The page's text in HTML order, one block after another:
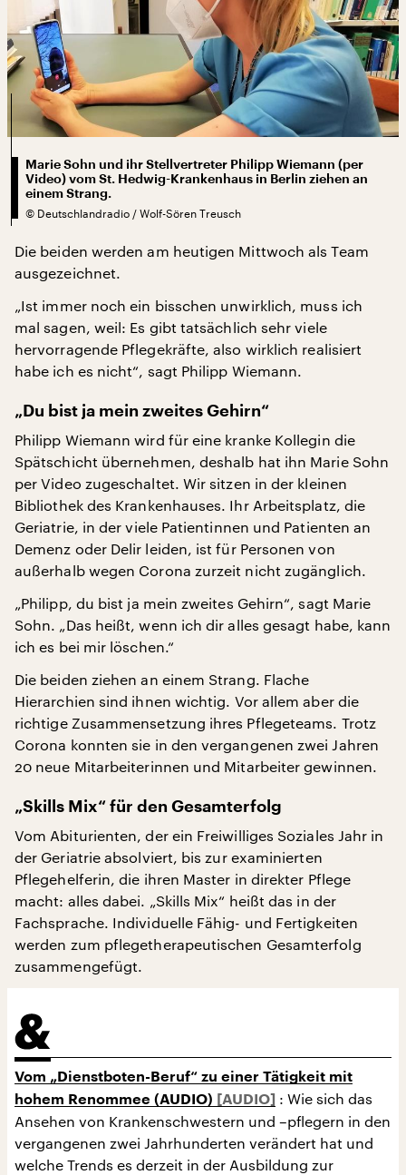
Marie Sohn und ihr Stellvertreter Philipp Wiemann (per
Video) vom St. Hedwig-Krankenhaus in Berlin ziehen an
einem Strang.
© Deutschlandradio / Wolf-Sören Treusch
Die beiden werden am heutigen Mittwoch als Team
ausgezeichnet.
„Ist immer noch ein bisschen unwirklich, muss ich
mal sagen, weil: Es gibt tatsächlich sehr viele
hervorragende Pflegekräfte, also wirklich realisiert
habe ich es nicht“, sagt Philipp Wiemann.
„Du bist ja mein zweites Gehirn“
Philipp Wiemann wird für eine kranke Kollegin die
Spätschicht übernehmen, deshalb hat ihn Marie Sohn
per Video zugeschaltet. Wir sitzen in der kleinen
Bibliothek des Krankenhauses. Ihr Arbeitsplatz, die
Geriatrie, in der viele Patientinnen und Patienten an
Demenz oder Delir leiden, ist für Personen von
außerhalb wegen Corona zurzeit nicht zugänglich.
„Philipp, du bist ja mein zweites Gehirn“, sagt Marie
Sohn. „Das heißt, wenn ich dir alles gesagt habe, kann
ich es bei mir löschen.“
Die beiden ziehen an einem Strang. Flache
Hierarchien sind ihnen wichtig. Vor allem aber die
richtige Zusammensetzung ihres Pflegeteams. Trotz
Corona konnten sie in den vergangenen zwei Jahren
20 neue Mitarbeiterinnen und Mitarbeiter gewinnen.
„Skills Mix“ für den Gesamterfolg
Vom Abiturienten, der ein Freiwilliges Soziales Jahr in
der Geriatrie absolviert, bis zur examinierten
Pflegehelferin, die ihren Master in direkter Pflege
macht: alles dabei. „Skills Mix“ heißt das in der
Fachsprache. Individuelle Fähig- und Fertigkeiten
werden zum pflegetherapeutischen Gesamterfolg
zusammengefügt.
Vom „Dienstboten-Beruf“ zu einer Tätigkeit mit
hohem Renommee (AUDIO)
: Wie sich das
Ansehen von Krankenschwestern und –pflegern in den
vergangenen zwei Jahrhunderten verändert hat und
welche Trends es derzeit in der Ausbildung zur